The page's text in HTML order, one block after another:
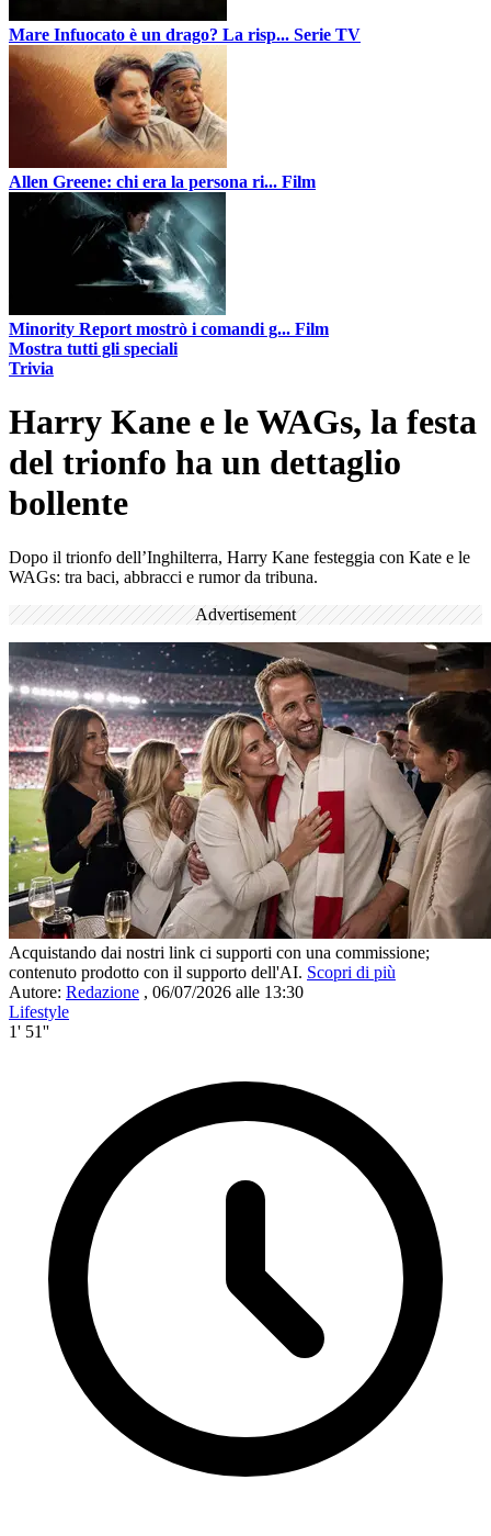
Mare Infuocato è un drago? La risp... Serie TV
Allen Greene: chi era la persona ri... Film
Minority Report mostrò i comandi g... Film
Mostra tutti gli speciali
Trivia
Harry Kane e le WAGs, la festa
del trionfo ha un dettaglio
bollente
Dopo il trionfo dell’Inghilterra, Harry Kane festeggia con Kate e le
WAGs: tra baci, abbracci e rumor da tribuna.
Advertisement
Acquistando dai nostri link ci supporti con una commissione;
contenuto prodotto con il supporto dell'AI. Scopri di più
Autore: Redazione , 06/07/2026 alle 13:30
Lifestyle
1' 51''